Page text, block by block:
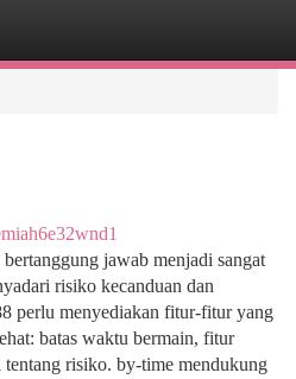
jawab menjadi sangat
risiko kecanduan dan
perlu menyediakan fitur-fitur yang
batas waktu bermain, fitur
tentang risiko. by-time mendukung